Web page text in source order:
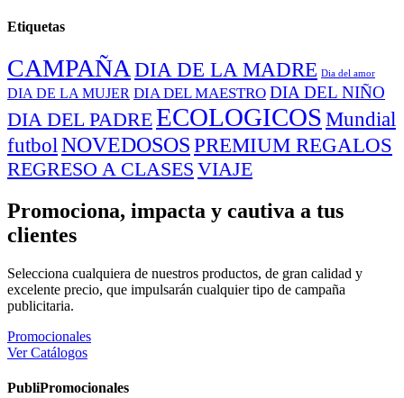
Etiquetas
CAMPAÑA DIA DE LA MADRE Dia del amor
DIA DE LA MUJER DIA DEL MAESTRO DIA DEL NIÑO
DIA DEL PADREECOLOGICOS Mundial
futbol NOVEDOSOSPREMIUM REGALOS
REGRESO A CLASES VIAJE
Promociona, impacta y cautiva a tus
clientes
Selecciona cualquiera de nuestros productos, de gran calidad y
excelente precio, que impulsarán cualquier tipo de campaña
publicitaria.
Promocionales
Ver Catálogos
PubliPromocionales